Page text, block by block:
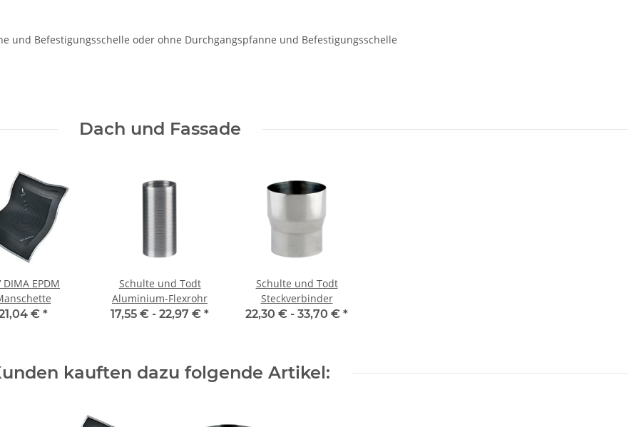
und Befestigungsschelle oder ohne Durchgangspfanne und Befestigungsschelle
Dach und Fassade
DIMA EPDM
€ *
Schulte und Todt
Aluminium-Flexrohr
17,55 € - 22,97 € *
Schulte und Todt
Steckverbinder
22,30 € - 33,70 € *
kauften dazu folgende Artikel: